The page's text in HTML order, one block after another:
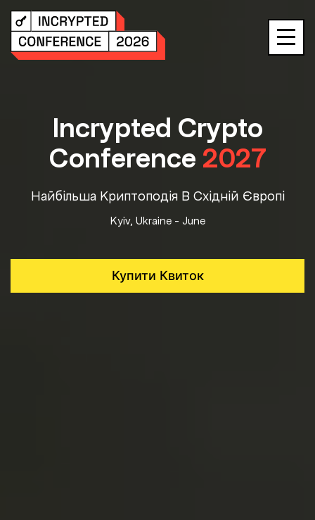
Skip
content
Incrypted Crypto
Conference 2027
Найбільша Криптоподія В Східній Європі
Kyiv, Ukraine - June
Купити Квиток